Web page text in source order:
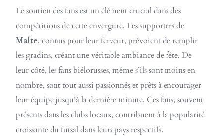
Le soutien des fans est un élément crucial dans des
compétitions de cette envergure. Les supporters de
Malte, connus pour leur ferveur, prévoient de remplir
les gradins, créant une véritable ambiance de fête. De
leur côté, les fans biélorusses, même s’ils sont moins en
nombre, sont tout aussi passionnés et prêts à encourager
leur équipe jusqu’à la dernière minute. Ces fans, souvent
présents dans les clubs locaux, contribuent à la popularité
croissante du futsal dans leurs pays respectifs.